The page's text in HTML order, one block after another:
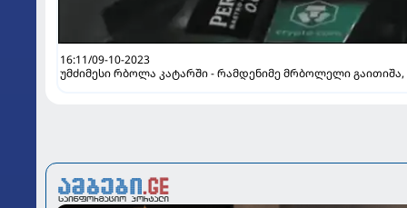
16:11/09-10-2023
უმძიმესი რბოლა კატარში - რამდენიმე მრბოლელი